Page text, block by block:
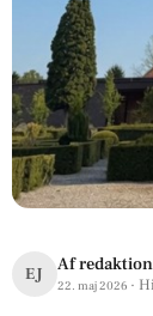
EJ Af
22. maj 2026 ·